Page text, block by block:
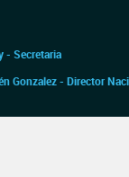
- Secretaria
Gonzalez - Director